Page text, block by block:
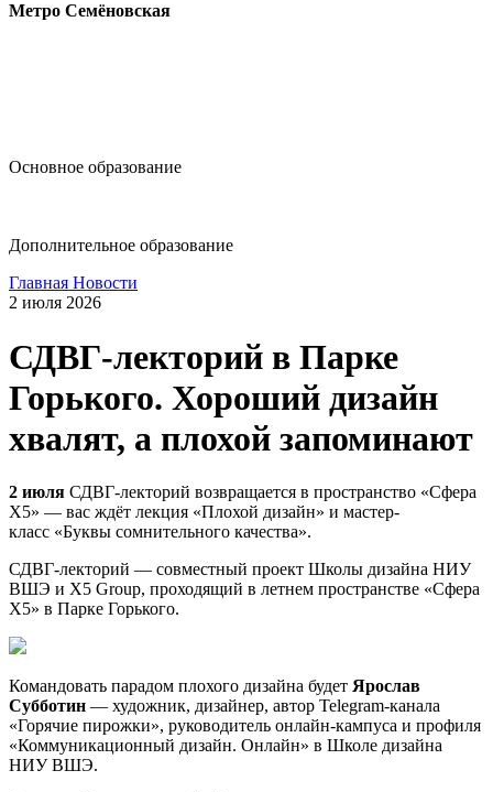
Метро Семёновская
Основное образование
Дополнительное образование
Главная Новости
2 июля 2026
СДВГ-лекторий в Парке
Горького. Хороший дизайн
хвалят, а плохой запоминают
2 июля СДВГ-лекторий возвращается в пространство «Сфера
X5» — вас ждёт лекция «Плохой дизайн» и мастер-
класс «Буквы сомнительного качества».
СДВГ-лекторий — совместный проект Школы дизайна НИУ
ВШЭ и X5 Group, проходящий в летнем пространстве «Сфера
X5» в Парке Горького.
Командовать парадом плохого дизайна будет Ярослав
Субботин — художник, дизайнер, автор Telegram-канала
«Горячие пирожки», руководитель онлайн-кампуса и профиля
«Коммуникационный дизайн. Онлайн» в Школе дизайна
НИУ ВШЭ.